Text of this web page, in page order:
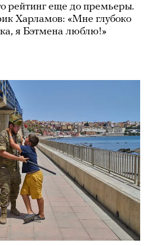
рейтинг еще до премьеры.
Харламов: «Мне глубоко
я Бэтмена люблю!»